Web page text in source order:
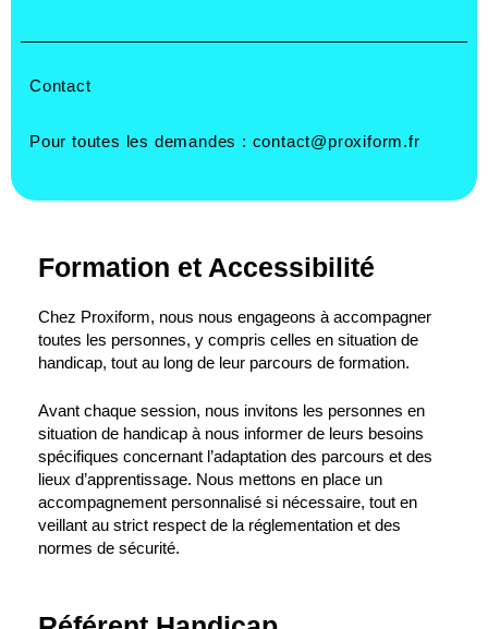
Contact
Pour toutes les demandes : contact@proxiform.fr
Formation et Accessibilité
Chez Proxiform, nous nous engageons à accompagner
toutes les personnes, y compris celles en situation de
handicap, tout au long de leur parcours de formation.
Avant chaque session, nous invitons les personnes en
situation de handicap à nous informer de leurs besoins
spécifiques concernant l’adaptation des parcours et des
lieux d’apprentissage. Nous mettons en place un
accompagnement personnalisé si nécessaire, tout en
veillant au strict respect de la réglementation et des
normes de sécurité.